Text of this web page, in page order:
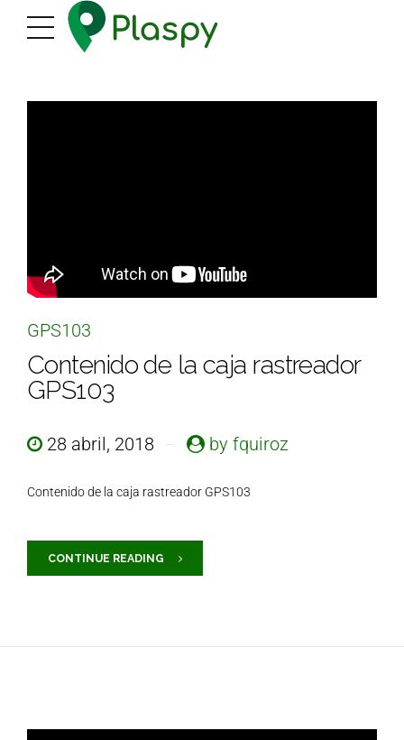
GPS103
Contenido de la caja rastreador
GPS103
28 abril, 2018 by fquiroz
Contenido de la caja rastreador GPS103
CONTINUE READING